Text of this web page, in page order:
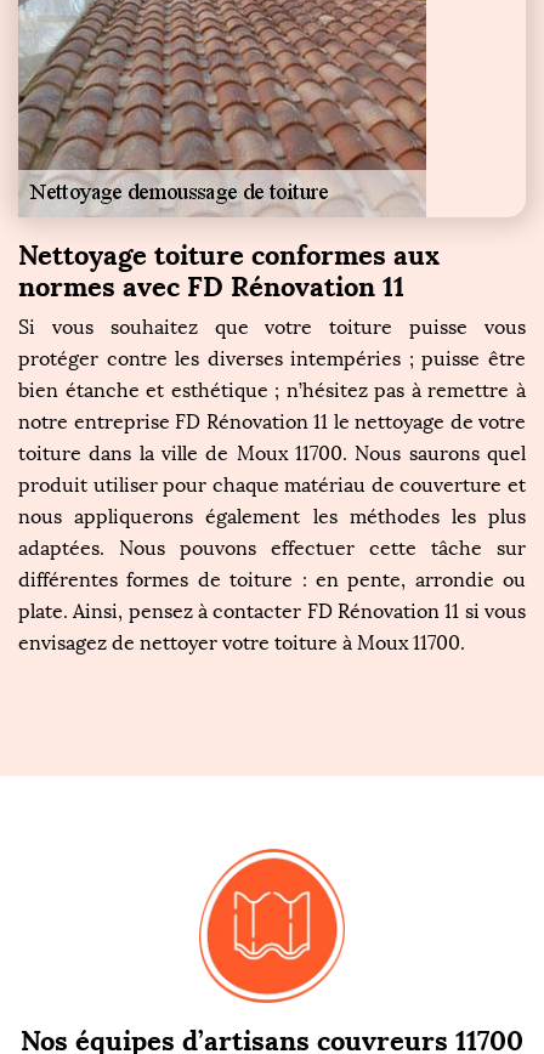
Nettoyage toiture conformes aux
normes avec FD Rénovation 11
Si vous souhaitez que votre toiture puisse vous
protéger contre les diverses intempéries ; puisse être
bien étanche et esthétique ; n’hésitez pas à remettre à
notre entreprise FD Rénovation 11 le nettoyage de votre
toiture dans la ville de Moux 11700. Nous saurons quel
produit utiliser pour chaque matériau de couverture et
nous appliquerons également les méthodes les plus
adaptées. Nous pouvons effectuer cette tâche sur
différentes formes de toiture : en pente, arrondie ou
plate. Ainsi, pensez à contacter FD Rénovation 11 si vous
envisagez de nettoyer votre toiture à Moux 11700.
Nos équipes d’artisans couvreurs 11700